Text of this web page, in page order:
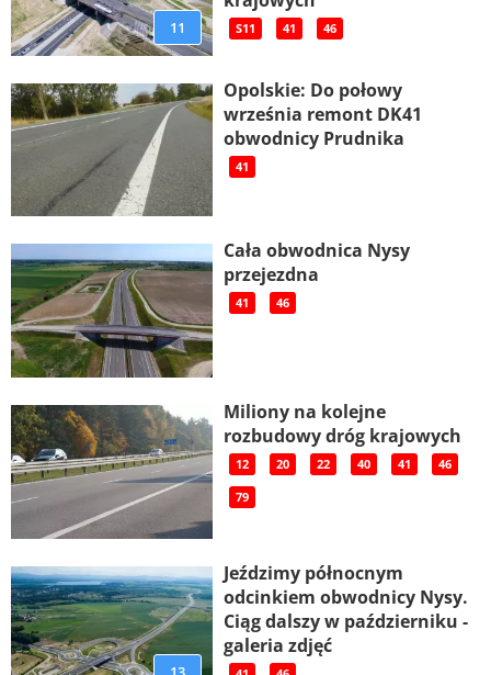
11 S11 41 46
Opolskie: Do połowy
września remont DK41
obwodnicy Prudnika
41
Cała obwodnica Nysy
przejezdna
41 46
Miliony na kolejne
rozbudowy dróg krajowych
12 20 22 40 41 46
79
Jeździmy północnym
odcinkiem obwodnicy Nysy.
Ciąg dalszy w październiku -
galeria zdjęć